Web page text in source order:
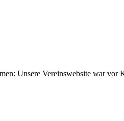
Unsere Vereinswebsite war